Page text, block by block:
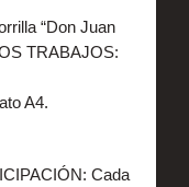
“Don Juan
TRABAJOS:
A4.
Cada